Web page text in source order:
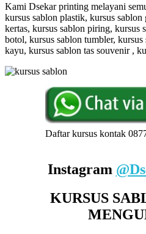
Kami Dsekar printing melayani
kursus sablon plastik, kursus
kertas, kursus sablon piring, kursus
botol, kursus sablon tumbler,
kayu, kursus sablon tas souvenir ,
Daftar kursus kontak
Instagram
KURSUS